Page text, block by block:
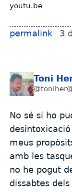
youtu.be
permalink 3
Toni
No sé si ho
meus
amb les
no he pogut
dissabtes